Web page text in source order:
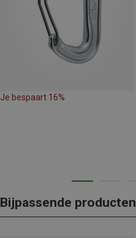
Je bespaart 16%
Bijpassende producten